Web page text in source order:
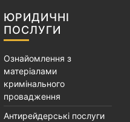
ЮРИДИЧНІ
ПОСЛУГИ
Ознайомлення з
матеріалами
кримінального
провадження
Антирейдерські послуги